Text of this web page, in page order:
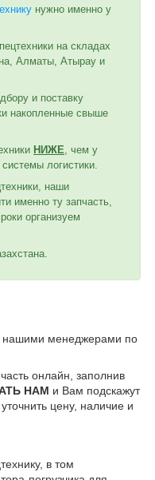
нужно именно у
на складах
Алматы, Атырау и
и поставку
накопленные свыше
НИЖЕ , чем у
логистики.
наши
именно ту запчасть,
организуем
нашими менеджерами по
онлайн, заполнив
НАМ и Вам подскажут
цену, наличие и
в том